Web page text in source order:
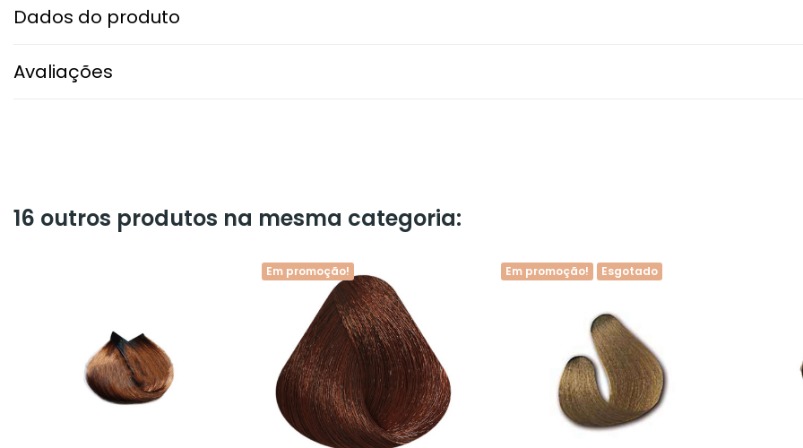
Dados do produto
Avaliações
16 outros produtos na mesma categoria:
Em promoção! Em promoção! Esgotado